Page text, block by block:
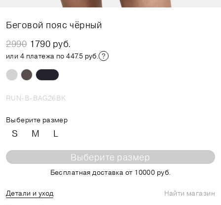
Беговой пояс чёрный
2990 1790 руб.
или 4 платежа по 447.5 руб.
RUN-B-BAG26BK
Выберите размер
S M L
Выберите размер
Бесплатная доставка от 10000 руб.
Детали и уход
Найти магазин